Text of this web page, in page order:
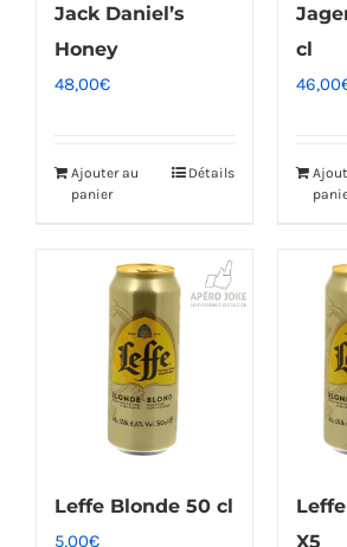
Jack Daniel’s
Honey
48,00€
Ajouter au
panier
Détails
cl
46,00
Leffe Blonde 50 cl
5,00€
X5